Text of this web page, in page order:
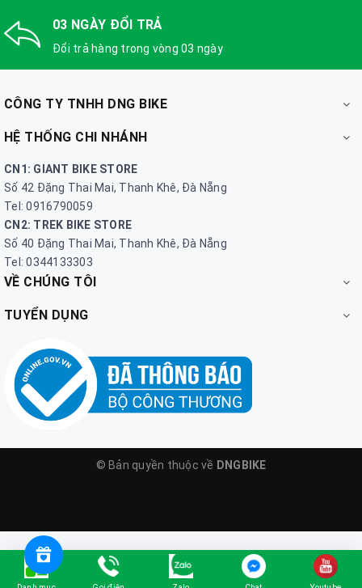
03 NGÀY ĐỔI TRẢ
Đổi trả hàng trong vòng 03 ngày
CÔNG TY TNHH DNG BIKE
HỆ THỐNG CHI NHÁNH
CN1: GIANT BIKE STORE
Số 42 Đặng Thai Mai, Thanh Khê, Đà Nẵng
Tel: 0916790059
CN2: TREK BIKE STORE
Số 40 Đặng Thai Mai, Thanh Khê, Đà Nẵng
Tel: 0344133303
VỀ CHÚNG TÔI
TUYỂN DỤNG
© Bản quyền thuộc về DNGBIKE